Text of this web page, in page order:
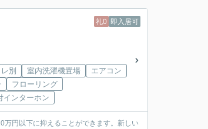
礼0 即入居可
別 室内洗濯機置場
エアコン
フローリング
インターホン
万円以下に抑えることができます。新しい